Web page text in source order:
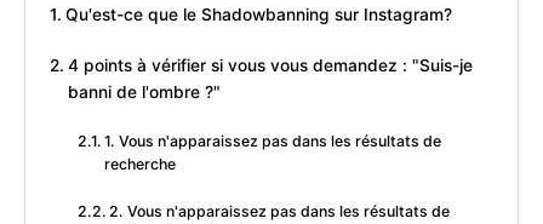
Qu'est-ce que le Shadowbanning sur Instagram?
4 points à vérifier si vous vous demandez : "Suis-je
banni de l'ombre ?"
1. Vous n'apparaissez pas dans les résultats de
recherche
2. Vous n'apparaissez pas dans les résultats de